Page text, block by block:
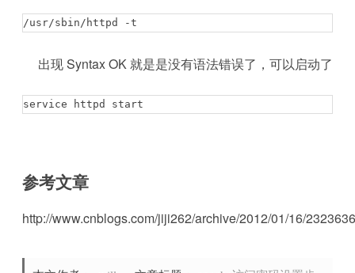
/usr/sbin/httpd -t
出现 Syntax OK 就是是没有语法错误了，可以启动了
service httpd start
参考文章
http://www.cnblogs.com/jiji262/archive/2012/01/16/